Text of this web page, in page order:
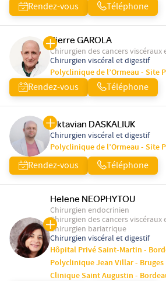
Rendez-vous Téléphone
Pierre GAROLA
Chirurgien des cancers viscéraux
Chirurgien viscéral et digestif
Polyclinique de l’Ormeau - Site
Rendez-vous Téléphone
Oktavian DASKALIUK
Chirurgien viscéral et digestif
Polyclinique de l’Ormeau - Site
Rendez-vous Téléphone
Helene NEOPHYTOU
Chirurgien endocrinien
Chirurgien des cancers viscéraux
Chirurgien bariatrique
Chirurgien viscéral et digestif
Hôpital Privé Saint-Martin -
Polyclinique Jean Villar - Bruges
Clinique Saint Augustin -